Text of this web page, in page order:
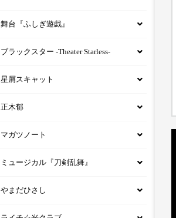
舞台『ふしぎ遊戯』
ブラックスター -Theater Starless-
星屑スキャット
正木郁
マガツノート
ミュージカル『刀剣乱舞』
やまだひさし